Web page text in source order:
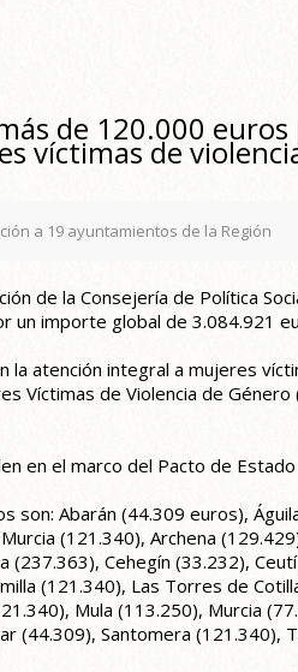
de 120.000
víctimas de
a 19 ayuntamientos de la Región
de la Consejería de Política
un importe global de 3.084.921
la atención integral a mujeres
Víctimas de Violencia de
en el marco del Pacto de
son: Abarán (44.309 euros),
(121.340), Archena
(237.363), Cehegín (33.232),
(121.340), Las Torres de
Mula (113.250), Murcia
(44.309), Santomera (121.340),